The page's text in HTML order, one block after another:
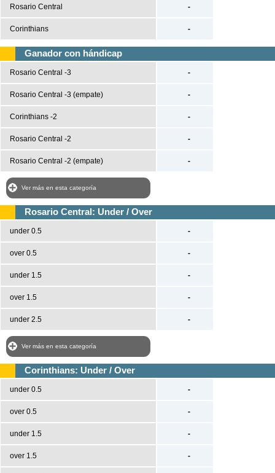
Rosario Central
Corinthians
-
-
Ganador con hándicap
Rosario Central -3
Rosario Central -3 (empate)
Corinthians -2
Rosario Central -2
Rosario Central -2 (empate)
-
-
-
-
-
Ver más en esta categoría
Rosario Central: Under / Over
under 0.5
over 0.5
under 1.5
over 1.5
under 2.5
-
-
-
-
-
Ver más en esta categoría
Corinthians: Under / Over
under 0.5
over 0.5
under 1.5
over 1.5
-
-
-
-